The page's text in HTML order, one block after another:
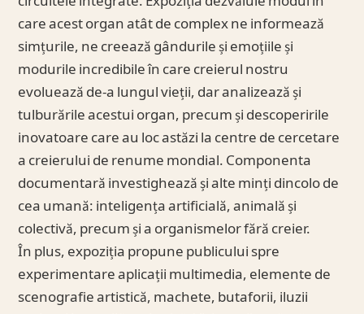
care acest organ atât de complex ne informează
simțurile, ne creează gândurile și emoțiile și
modurile incredibile în care creierul nostru
evoluează de-a lungul vieții, dar analizează și
tulburările acestui organ, precum și descoperirile
inovatoare care au loc astăzi la centre de cercetare
a creierului de renume mondial. Componenta
documentară investighează și alte minți dincolo de
cea umană: inteligența artificială, animală și
colectivă, precum și a organismelor fără creier.
În plus, expoziția propune publicului spre
experimentare aplicații multimedia, elemente de
scenografie artistică, machete, butaforii, iluzii